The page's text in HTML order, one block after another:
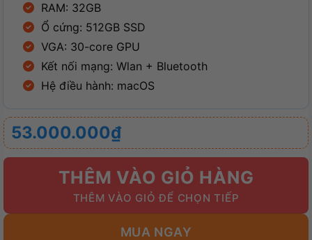
RAM: 32GB
Ổ cứng: 512GB SSD
VGA: 30-core GPU
Kết nối mạng: Wlan + Bluetooth
Hệ điều hành: macOS
53.000.000₫
THÊM VÀO GIỎ HÀNG
MUA NGAY